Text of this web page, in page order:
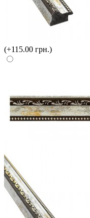
(+115.00 грн.)